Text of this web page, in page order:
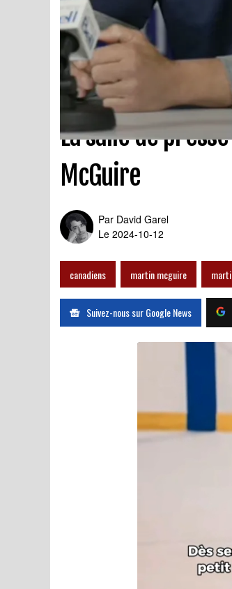
La salle de
McGuire
Par David Garel
Le 2024-10-12
canadiens martin mcguire
Suivez-nous sur Google News